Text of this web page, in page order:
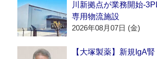
川新拠点が業務開始
専用物流施設
2026年08月07日 (金)
【大塚製薬】新規IgA腎